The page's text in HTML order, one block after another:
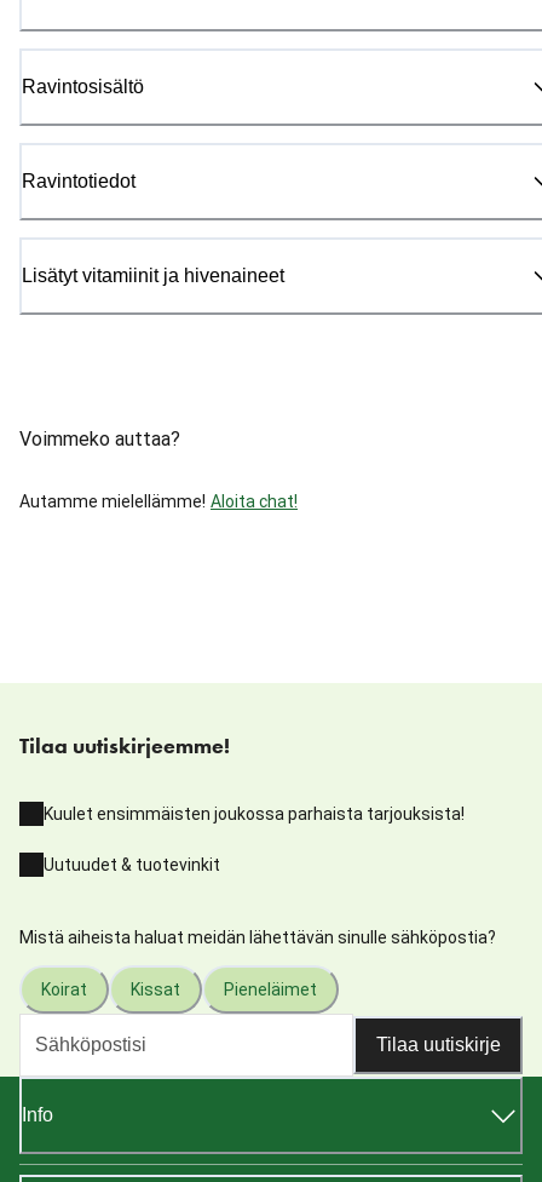
Ravintosisältö
Ravintotiedot
Lisätyt vitamiinit ja hivenaineet
Voimmeko auttaa?
Autamme mielellämme! Aloita chat!
Tilaa uutiskirjeemme!
Kuulet ensimmäisten joukossa parhaista tarjouksista!
Uutuudet & tuotevinkit
Mistä aiheista haluat meidän lähettävän sinulle sähköpostia?
Koirat Kissat Pieneläimet
Tilaa uutiskirje
Info